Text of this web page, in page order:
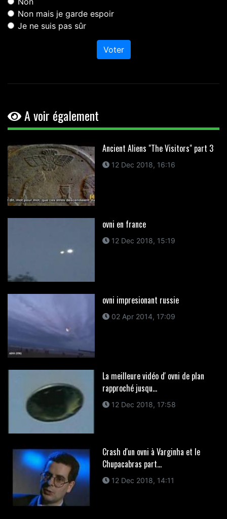
Non mais je garde espoir
Je ne suis pas sûr
Voter
A voir également
Ancient Aliens "The Visitors" part 3
12 Dec 2018, 16:16
ovni en france
12 Dec 2018, 15:19
ovni impresionant russie
02 Apr 2014, 17:09
La meilleure vidéo d' ovni de plan
rapproché jusqu...
12 Dec 2018, 17:58
Crash d'un ovni à Varginha et le
Chupacabras part...
12 Dec 2018, 14:11